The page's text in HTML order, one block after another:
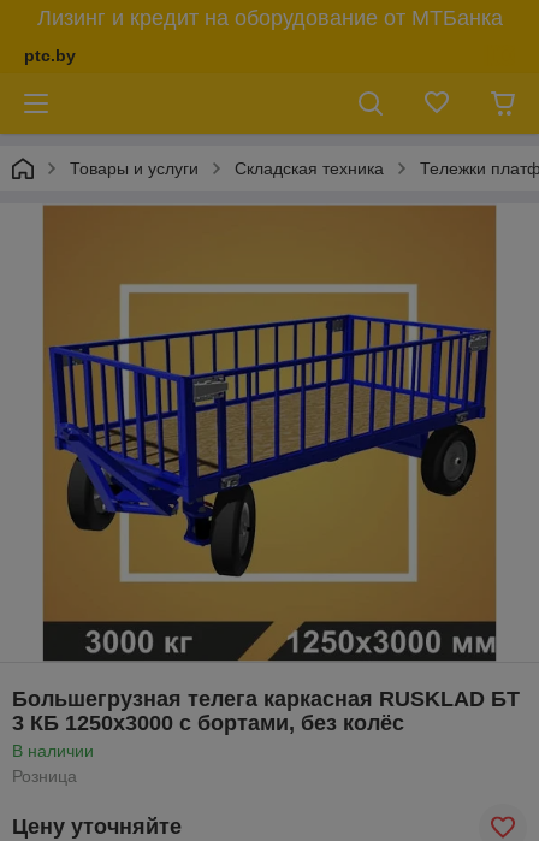
Лизинг и кредит на оборудование от МТБанка
ptc.by
Товары и услуги Складская техника Тележки
Большегрузная телега каркасная RUSKLAD БТ
3 КБ 1250х3000 с бортами, без колёс
В наличии
Розница
Цену уточняйте